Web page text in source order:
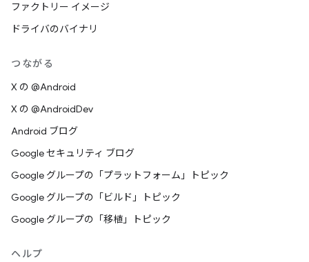
ファクトリー イメージ
ドライバのバイナリ
つながる
X の @Android
X の @AndroidDev
Android ブログ
Google セキュリティ ブログ
Google グループの「プラットフォーム」トピック
Google グループの「ビルド」トピック
Google グループの「移植」トピック
ヘルプ